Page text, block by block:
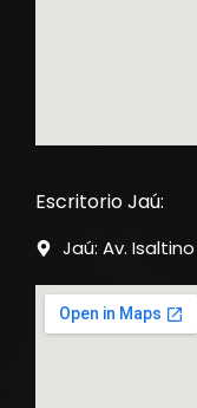
Escritorio Jaú:
Jaú: Av.